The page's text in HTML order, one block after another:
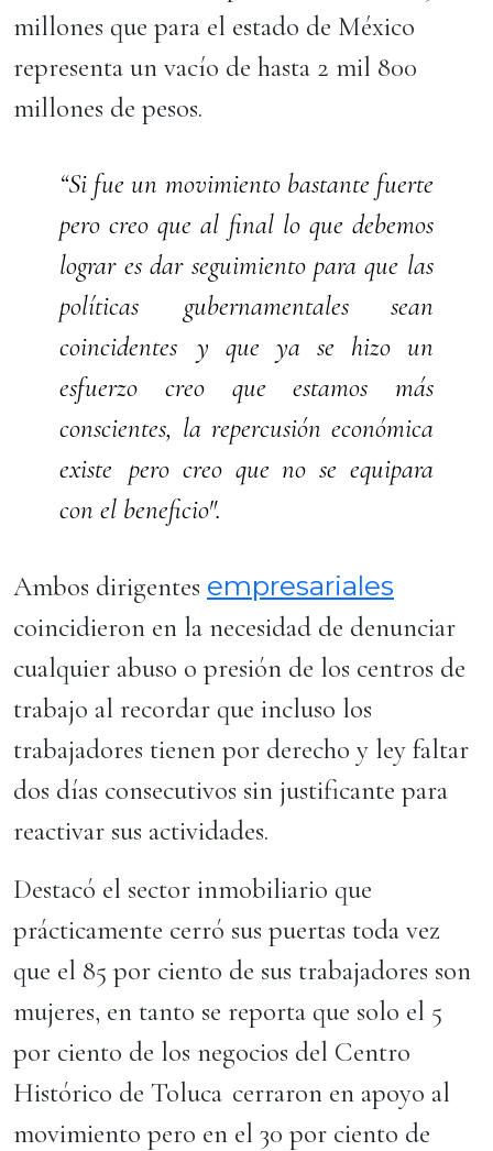
millones que para el estado de México
representa un vacío de hasta 2 mil 800
millones de pesos.
“Si fue un movimiento bastante fuerte
pero creo que al final lo que debemos
lograr es dar seguimiento para que las
políticas gubernamentales sean
coincidentes y que ya se hizo un
esfuerzo creo que estamos más
conscientes, la repercusión económica
existe pero creo que no se equipara
con el beneficio".
Ambos dirigentes empresariales
coincidieron en la necesidad de denunciar
cualquier abuso o presión de los centros de
trabajo al recordar que incluso los
trabajadores tienen por derecho y ley faltar
dos días consecutivos sin justificante para
reactivar sus actividades.
Destacó el sector inmobiliario que
prácticamente cerró sus puertas toda vez
que el 85 por ciento de sus trabajadores son
mujeres, en tanto se reporta que solo el 5
por ciento de los negocios del Centro
Histórico de Toluca cerraron en apoyo al
movimiento pero en el 30 por ciento de